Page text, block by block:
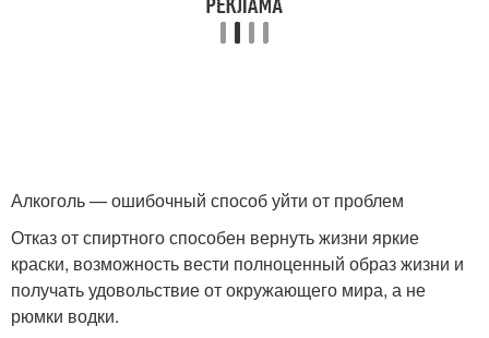
Алкоголь — ошибочный способ уйти от проблем
Отказ от спиртного способен вернуть жизни яркие
краски, возможность вести полноценный образ жизни и
получать удовольствие от окружающего мира, а не
рюмки водки.